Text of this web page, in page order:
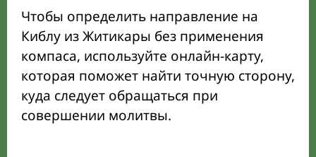
Чтобы определить направление на
Киблу из Житикары без применения
компаса, используйте онлайн-карту,
которая поможет найти точную сторону,
куда следует обращаться при
совершении молитвы.